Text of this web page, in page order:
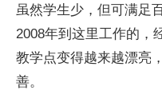
虽然学生少，但可满足
2008年到这里工作的，
教学点变得越来越漂亮
善。